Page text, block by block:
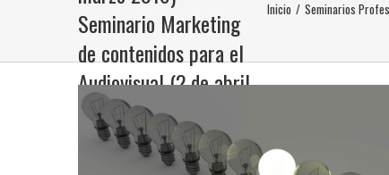
Seminario Marketing
de contenidos para el
Audiovisual (2 de abril
2016). Presencial.
Inicio / Seminarios